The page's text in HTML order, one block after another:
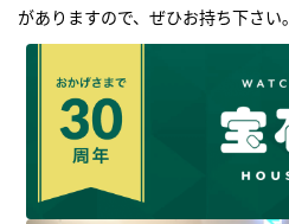
がありますので、ぜひお持ち下さい｡